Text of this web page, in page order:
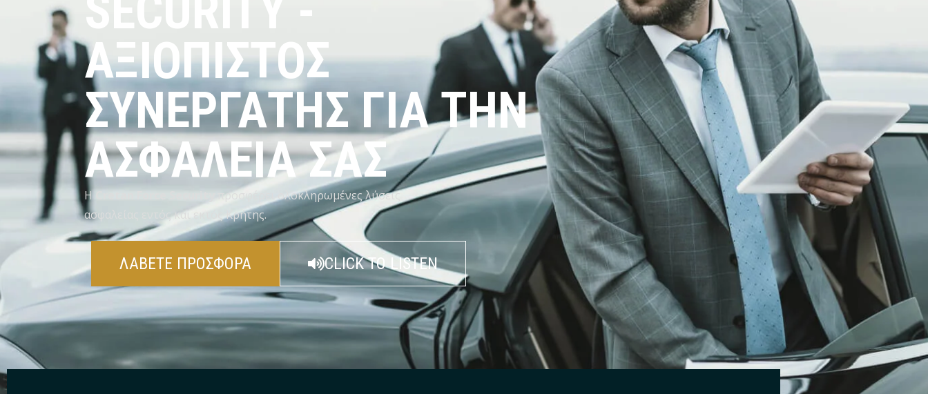
ΑΞΙΟΠΙΣΤΟΣ
ΣΥΝΕΡΓΑΤΗΣ ΓΙΑ ΤΗΝ
ΑΣΦΑΛΕΙΑ ΣΑΣ
Η
προσφέρει ολοκληρωμένες λύσεις
ασφαλείας εντός και εκτός Κρήτης.
ΛΑΒΕΤΕ ΠΡΟΣΦΟΡΑ CLICK TO LISTEN